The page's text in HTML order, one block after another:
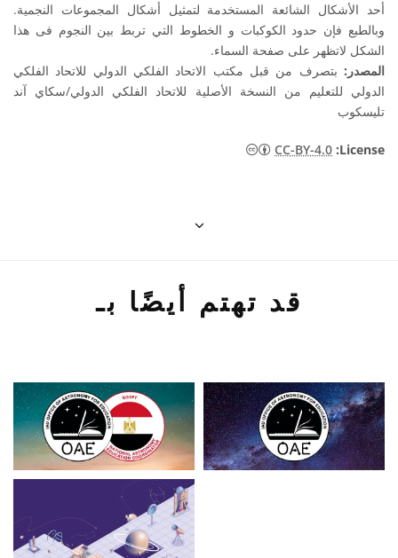
أحد الأشكال الشائعة المستخدمة لتمثيل أشكال المجموعات النجمية.
وبالطبع فإن حدود الكوكبات و الخطوط التي تربط بين النجوم فى هذا
الشكل لاتظهر على صفحة السماء.
المصدر: بتصرف من قبل مكتب الاتحاد الفلكي الدولي للاتحاد الفلكي
الدولي للتعليم من النسخة الأصلية للاتحاد الفلكي الدولي/سكاي آند
تليسكوب
CC-BY-4.0 :License
قد تهتم أيضًا بـ